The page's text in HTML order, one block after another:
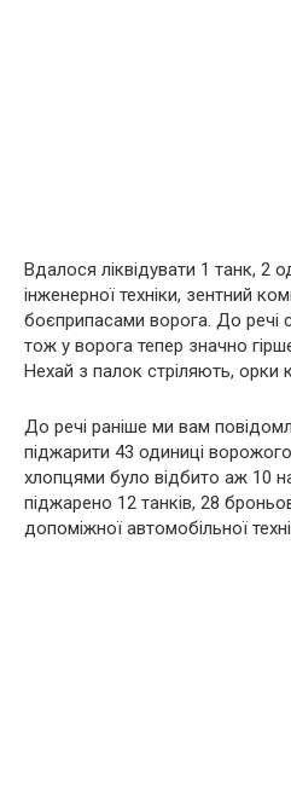
Вдалося ліквідувати 1 танк, 2
інженерної техніки, зентний
боєприпасами ворога. До речі
тож у ворога тепер значно
Нехай з палок стріляють, орки
До речі раніше ми вам
піджарити 43 одиниці
хлопцями було відбито аж 10
піджарено 12 танків, 28
допоміжної автомобільної